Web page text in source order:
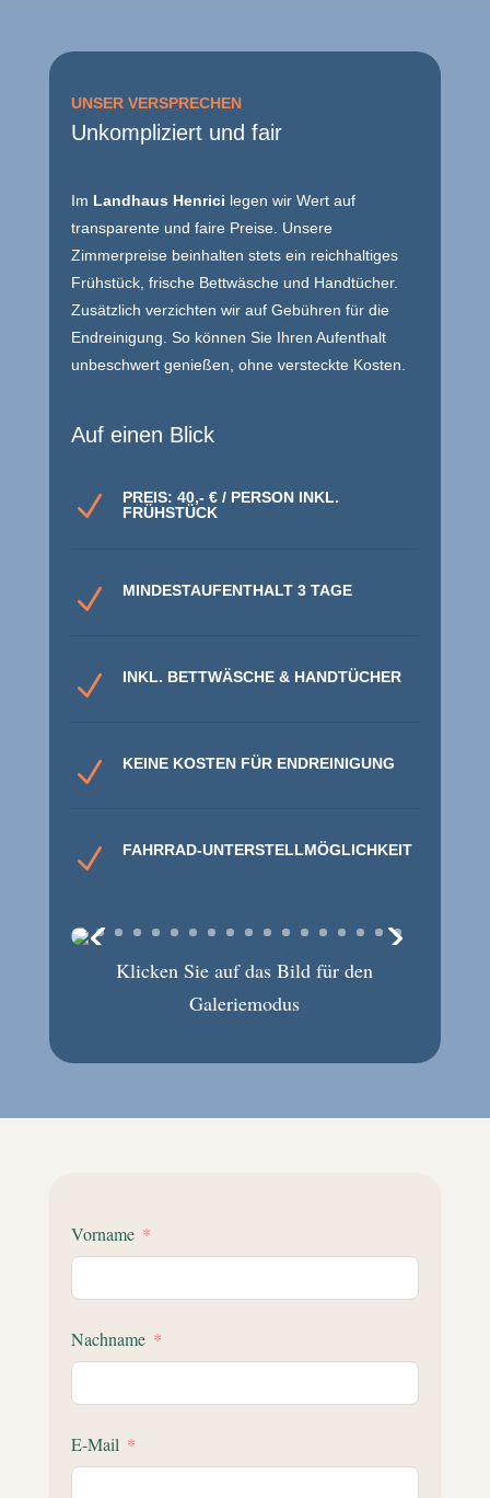
UNSER VERSPRECHEN
Unkompliziert und fair
Im Landhaus Henrici legen wir Wert auf
transparente und faire Preise. Unsere
Zimmerpreise beinhalten stets ein reichhaltiges
Frühstück, frische Bettwäsche und Handtücher.
Zusätzlich verzichten wir auf Gebühren für die
Endreinigung. So können Sie Ihren Aufenthalt
unbeschwert genießen, ohne versteckte Kosten.
Auf einen Blick
N
PREIS: 40,- € / PERSON INKL.
FRÜHSTÜCK
N MINDESTAUFENTHALT 3 TAGE
N INKL. BETTWÄSCHE & HANDTÜCHER
N KEINE KOSTEN FÜR ENDREINIGUNG
N FAHRRAD-UNTERSTELLMÖGLICHKEIT
Klicken Sie auf das Bild für den
Galeriemodus
Vorname
Nachname
E-Mail